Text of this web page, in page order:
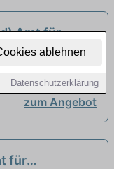
ablehnen
Datenschutzerklärung
Amt für
neu
des
zum Angebot
für